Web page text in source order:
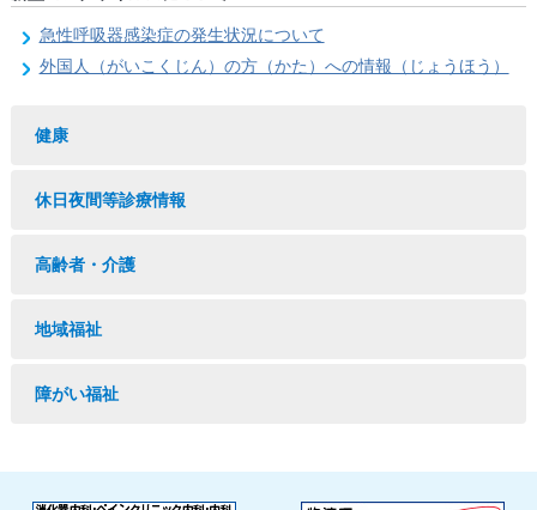
急性呼吸器感染症の発生状況について
外国人（がいこくじん）の方（かた）への情報（じょうほう）
健康
休日夜間等診療情報
高齢者・介護
地域福祉
障がい福祉